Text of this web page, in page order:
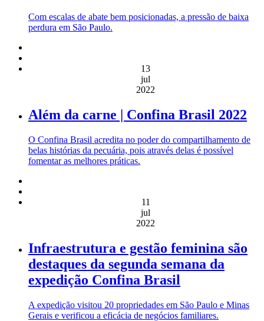
Com escalas de abate bem posicionadas, a pressão de baixa
perdura em São Paulo.
13
jul
2022
Além da carne | Confina Brasil 2022
O Confina Brasil acredita no poder do compartilhamento de
belas histórias da pecuária, pois através delas é possível
fomentar as melhores práticas.
11
jul
2022
Infraestrutura e gestão feminina são
destaques da segunda semana da
expedição Confina Brasil
A expedição visitou 20 propriedades em São Paulo e Minas
Gerais e verificou a eficácia de negócios familiares.